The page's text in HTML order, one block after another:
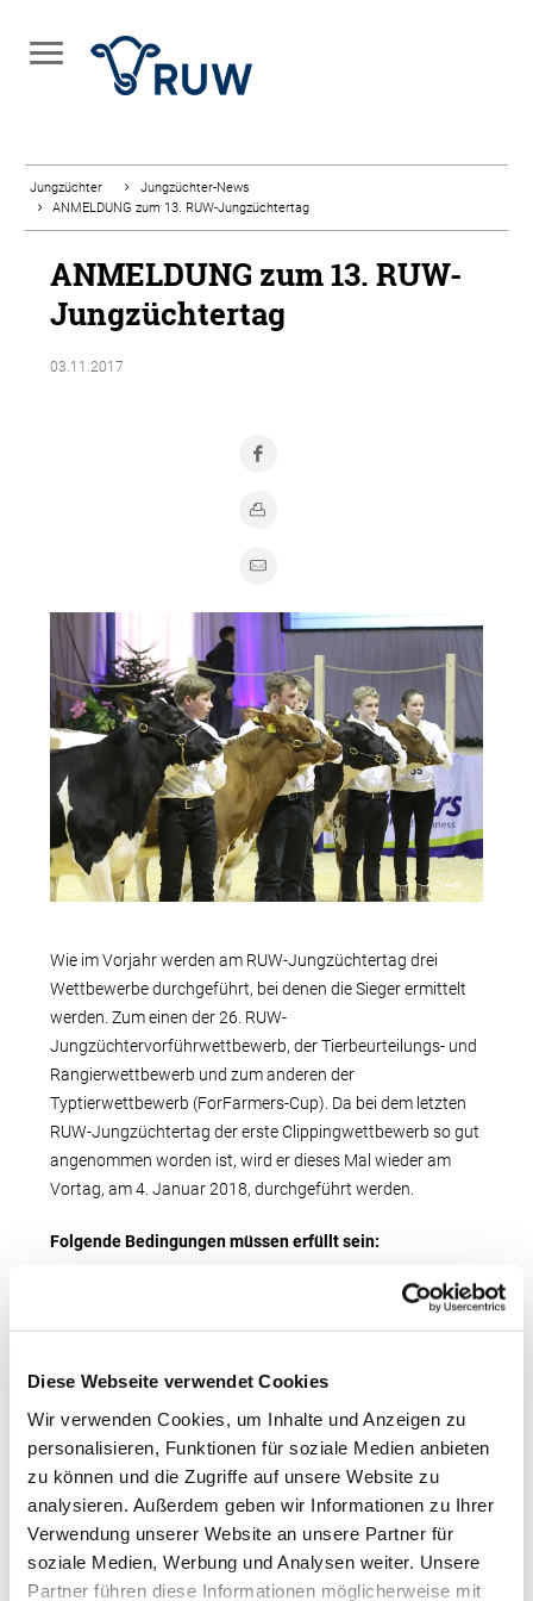
Diese Webseite verwendet Cookies
Wir verwenden Cookies, um Inhalte und Anzeigen zu
personalisieren, Funktionen für soziale Medien anbieten
zu können und die Zugriffe auf unsere Website zu
analysieren. Außerdem geben wir Informationen zu Ihrer
Verwendung unserer Website an unsere Partner für
soziale Medien, Werbung und Analysen weiter. Unsere
Partner führen diese Informationen möglicherweise mit
Jungzüchter
Jungzüchter-News
ANMELDUNG zum 13. RUW-Jungzüchtertag
ANMELDUNG zum 13. RUW-
Jungzüchtertag
03.11.2017
Wie im Vorjahr werden am RUW-Jungzüchtertag drei
Wettbewerbe durchgeführt, bei denen die Sieger ermittelt
werden. Zum einen der 26. RUW-
Jungzüchtervorführwettbewerb, der Tierbeurteilungs- und
Rangierwettbewerb und zum anderen der
Typtierwettbewerb (ForFarmers-Cup). Da bei dem letzten
RUW-Jungzüchtertag der erste Clippingwettbewerb so gut
angenommen worden ist, wird er dieses Mal wieder am
Vortag, am 4. Januar 2018, durchgeführt werden.
Folgende Bedingungen müssen erfüllt sein:
Alter der Tiere: max. 24 Monate am Veranstaltungstag
Trächtigkeit des Tieres: max. sieben Monate tragend am
Veranstaltungstag
BHV1-Status: BHV1-freie Tiere nach Bundesverordnung
BVDV-Status: unverdächtig